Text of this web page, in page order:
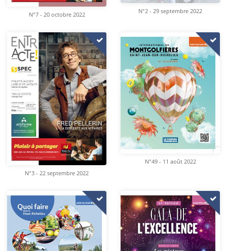
N°7 - 20 octobre 2022
N°2 - 29 septembre 2022
N°3 - 22 septembre 2022
N°49 - 11 août 2022